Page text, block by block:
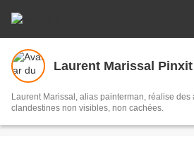
Laurent Marissal Pinxit
Laurent Marissal, alias painterman, réalise des
clandestines non visibles, non cachées.